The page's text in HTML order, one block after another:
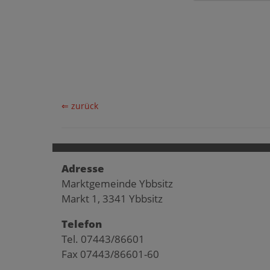
⇐ zurück
Adresse
Marktgemeinde Ybbsitz
Markt 1, 3341 Ybbsitz
Telefon
Tel. 07443/86601
Fax 07443/86601-60